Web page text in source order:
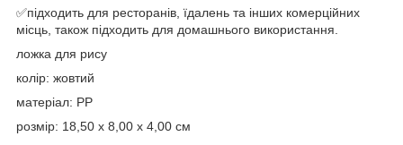
✅підходить для ресторанів, їдалень та інших комерційних
місць, також підходить для домашнього використання.
ложка для рису
колір: жовтий
матеріал: PP
розмір: 18,50 x 8,00 x 4,00 см